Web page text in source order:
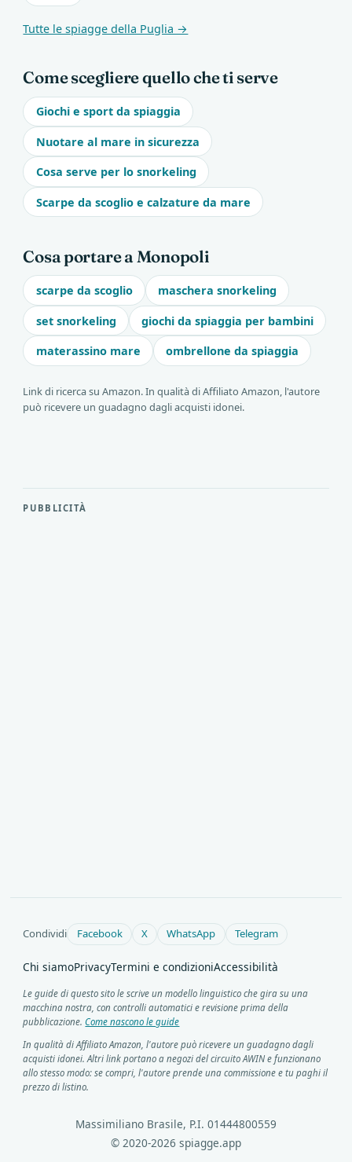
Tutte le spiagge della Puglia →
Come scegliere quello che ti serve
Giochi e sport da spiaggia
Nuotare al mare in sicurezza
Cosa serve per lo snorkeling
Scarpe da scoglio e calzature da mare
Cosa portare a Monopoli
scarpe da scoglio maschera snorkeling
set snorkeling giochi da spiaggia per bambini
materassino mare ombrellone da spiaggia
Link di ricerca su Amazon. In qualità di Affiliato Amazon, l'autore
può ricevere un guadagno dagli acquisti idonei.
PUBBLICITÀ
Condividi Facebook X WhatsApp Telegram
Chi siamoPrivacyTermini e condizioniAccessibilità
Le guide di questo sito le scrive un modello linguistico che gira su una
macchina nostra, con controlli automatici e revisione prima della
pubblicazione.Come nascono le guide
In qualità di Affiliato Amazon, l'autore può ricevere un guadagno dagli
acquisti idonei. Altri link portano a negozi del circuito AWIN e funzionano
allo stesso modo: se compri, l'autore prende una commissione e tu paghi il
prezzo di listino.
Massimiliano Brasile, P.I. 01444800559
© 2020-2026 spiagge.app